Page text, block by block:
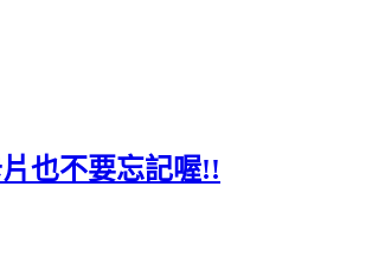
也不要忘記喔!!